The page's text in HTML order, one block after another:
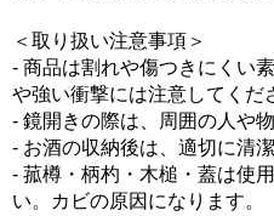
＜取り扱い注意事項＞
- 商品は割れや傷つきにくい
や強い衝撃には注意してくだ
- 鏡開きの際は、周囲の人や
- お酒の収納後は、適切に清
- 菰樽・柄杓・木槌・蓋は使
い。カビの原因になります。